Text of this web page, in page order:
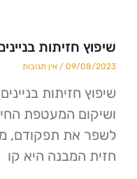
בניינים
אין תגובות
בניינים הוא
המעטפת החיצונית
תפקודם, מראם
היא קו